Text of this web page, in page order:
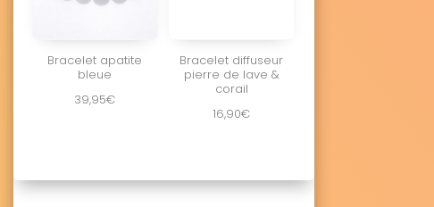
Bracelet apatite
bleue
39,95€
Bracelet diffuseur
pierre de lave &
corail
16,90€